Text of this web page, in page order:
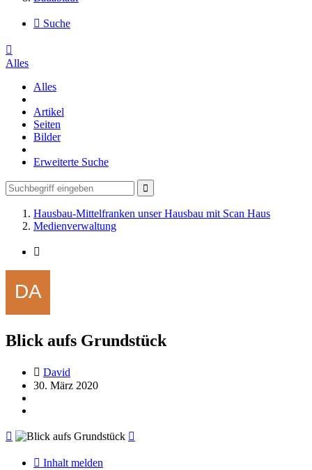
Suche
Alles
Alles
Artikel
Seiten
Bilder
Erweiterte Suche
Hausbau-Mittelfranken unser Hausbau mit Scan Haus
Medienverwaltung
Blick aufs Grundstück
David
30. März 2020
Inhalt melden